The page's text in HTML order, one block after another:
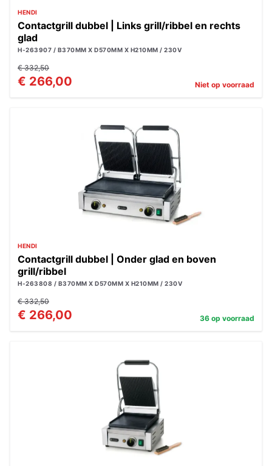
HENDI
Contactgrill dubbel | Links grill/ribbel en rechts
glad
H-263907 / B370MM X D570MM X H210MM / 230V
€ 332,50
€ 266,00 Niet op voorraad
HENDI
Contactgrill dubbel | Onder glad en boven
grill/ribbel
H-263808 / B370MM X D570MM X H210MM / 230V
€ 332,50
€ 266,00 36 op voorraad